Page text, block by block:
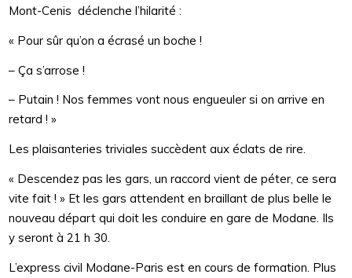
Mont-Cenis déclenche l’hilarité :
« Pour sûr qu’on a écrasé un boche !
– Ça s’arrose !
– Putain ! Nos femmes vont nous engueuler si on arrive en
retard ! »
Les plaisanteries triviales succèdent aux éclats de rire.
« Descendez pas les gars, un raccord vient de péter, ce sera
vite fait ! » Et les gars attendent en braillant de plus belle le
nouveau départ qui doit les conduire en gare de Modane. Ils
y seront à 21 h 30.
L’express civil Modane-Paris est en cours de formation. Plus